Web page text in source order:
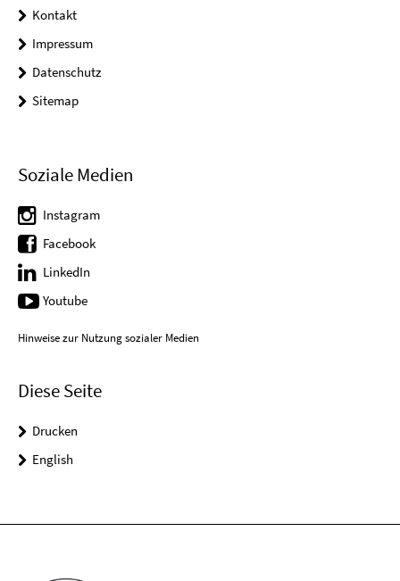
Kontakt
Impressum
Datenschutz
Sitemap
Soziale Medien
Instagram
Facebook
LinkedIn
Youtube
Hinweise zur Nutzung sozialer Medien
Diese Seite
Drucken
English